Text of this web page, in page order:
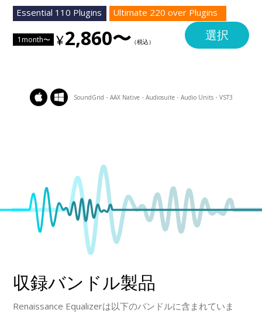
Essential 110 Plugins Ultimate 220 over Plugins
1month〜 2,860〜 選択
SoundGrid・AAX Native・Audiosuite・Audio Units・VST3
収録バンドル製品
Renaissance Equalizerは以下のバンドルに含まれていま